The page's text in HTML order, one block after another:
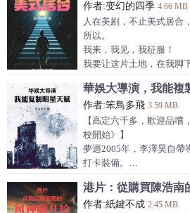
茲。
簡稱：賽亞雜兵。
但當他來到了其他宇宙
卻發現，原來弱的不是他啊
海賊王：開局就是頂上
環太平洋：體重兩千多
戰鬥力，你接得住麼？
作者:变幻的四季 4.66 MB
人在美剧，不止美式居合
所以。
我来，我见，我征服！
我要让这片土地，在我脚
暂定世界：《越狱》，《
《黑吃黑》，《疾速追杀
《Better Call Saul》,《谍
--------
華娛大導演，我能複
作者:笨鳥多飛 3.59 MB
【高定六千多，歡迎品
校開始》】
夢迴2005年，李澤昊自帶
打卡裝備。
身上獲得攝影和指導技能
【叮咚，打卡成功，獲得
港片：從購買陳浩南
作者:紙鍵不成 2.45 MB